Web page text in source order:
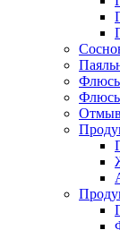
Флюсы